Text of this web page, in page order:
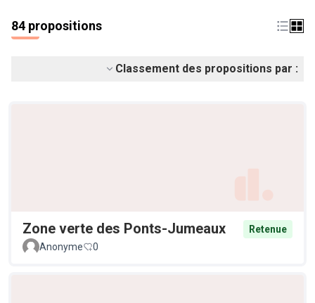
84 propositions
Classement des propositions par :
Zone verte des Ponts-Jumeaux
Retenue
Anonyme
0